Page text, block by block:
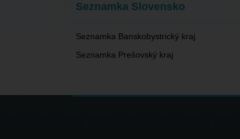
Seznamka Slovensko
Seznamka Banskobystrický kraj
Seznamka Prešovský kraj